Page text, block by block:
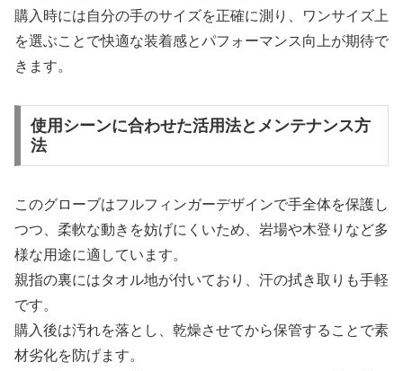
購入時には自分の手のサイズを正確に測り、ワンサイズ上
を選ぶことで快適な装着感とパフォーマンス向上が期待で
きます。
使用シーンに合わせた活用法とメンテナンス方
法
このグローブはフルフィンガーデザインで手全体を保護し
つつ、柔軟な動きを妨げにくいため、岩場や木登りなど多
様な用途に適しています。
親指の裏にはタオル地が付いており、汗の拭き取りも手軽
です。
購入後は汚れを落とし、乾燥させてから保管することで素
材劣化を防げます。